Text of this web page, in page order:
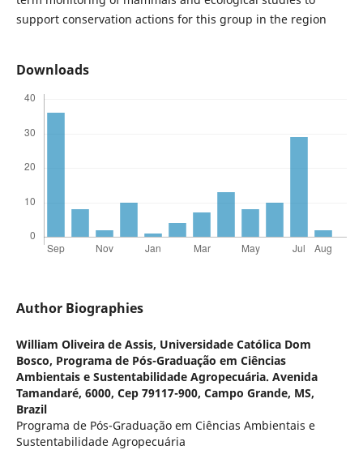
support conservation actions for this group in the region
Downloads
Author Biographies
William Oliveira de Assis, Universidade Católica Dom
Bosco, Programa de Pós-Graduação em Ciências
Ambientais e Sustentabilidade Agropecuária. Avenida
Tamandaré, 6000, Cep 79117-900, Campo Grande, MS,
Brazil
Programa de Pós-Graduação em Ciências Ambientais e
Sustentabilidade Agropecuária